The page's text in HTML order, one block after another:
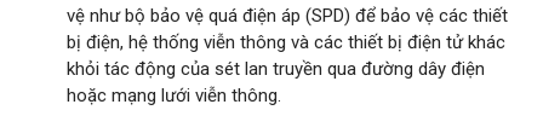
vệ như bộ bảo vệ quá điện áp (SPD) để bảo vệ các thiết
bị điện, hệ thống viễn thông và các thiết bị điện tử khác
khỏi tác động của sét lan truyền qua đường dây điện
hoặc mạng lưới viễn thông.